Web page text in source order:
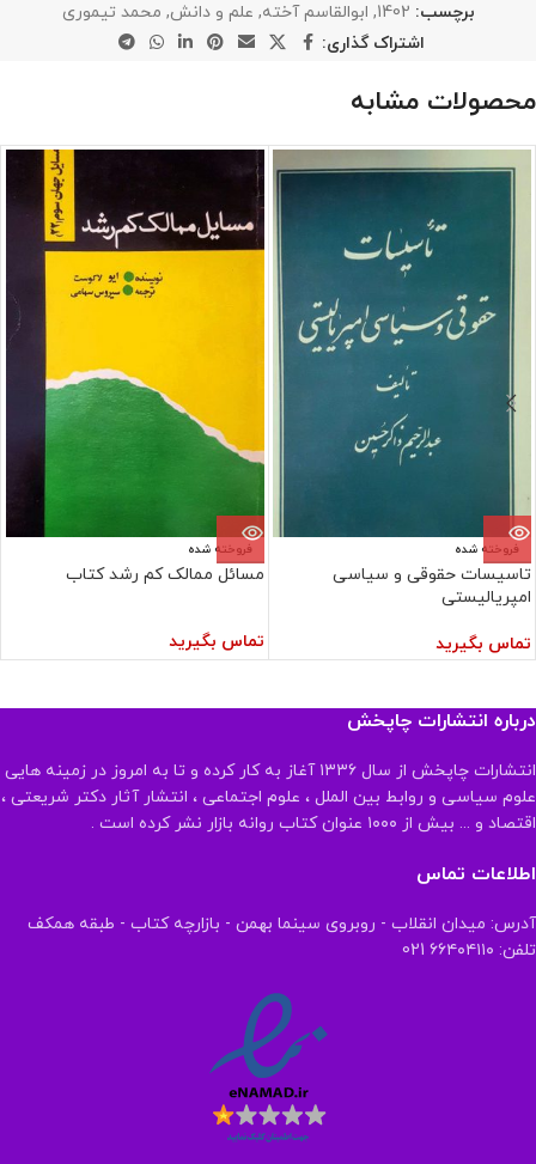
برچسب: 1402
, ابوالقاسم آخته, علم و دانش, محمد تیموری
اشتراک گذاری:
محصولات مشابه
فروخته شده
تاسیسات حقوقی و سیاسی
امپریالیستی
تماس بگیرید
فروخته شده
مسائل ممالک کم رشد کتاب
تماس بگیرید
درباره انتشارات چاپخش
انتشارات چاپخش از سال ۱۳۳۶ آغاز به کار کرده و تا به امروز در زمینه هایی
علوم سیاسی و روابط بین الملل ، علوم اجتماعی ، انتشار آثار دکتر شریعتی ،
اقتصاد و ... بیش از ۱۰۰۰ عنوان کتاب روانه بازار نشر کرده است .
اطلاعات تماس
آدرس: میدان انقلاب - روبروی سینما بهمن - بازارچه کتاب - طبقه همکف
تلفن: ۶۶۴۰۴۱۱۰ 021